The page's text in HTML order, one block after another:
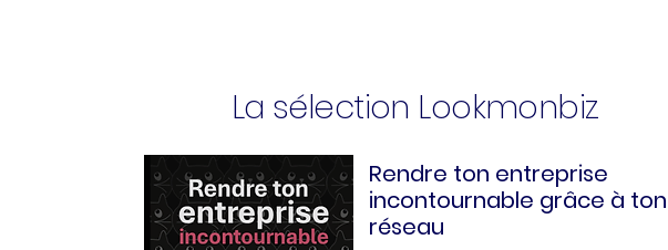
La sélection Lookmonbiz
Rendre ton entreprise
incontournable grâce à ton
réseau